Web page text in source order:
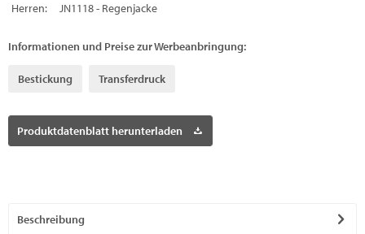
Herren:
JN1118 - Regenjacke
Informationen und Preise zur Werbeanbringung:
Bestickung Transferdruck
Produktdatenblatt herunterladen
Beschreibung